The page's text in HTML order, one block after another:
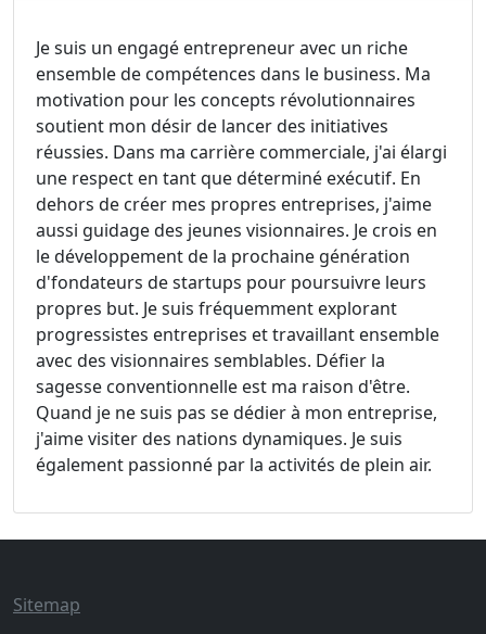
Je suis un engagé entrepreneur avec un riche
ensemble de compétences dans le business. Ma
motivation pour les concepts révolutionnaires
soutient mon désir de lancer des initiatives
réussies. Dans ma carrière commerciale, j'ai élargi
une respect en tant que déterminé exécutif. En
dehors de créer mes propres entreprises, j'aime
aussi guidage des jeunes visionnaires. Je crois en
le développement de la prochaine génération
d'fondateurs de startups pour poursuivre leurs
propres but. Je suis fréquemment explorant
progressistes entreprises et travaillant ensemble
avec des visionnaires semblables. Défier la
sagesse conventionnelle est ma raison d'être.
Quand je ne suis pas se dédier à mon entreprise,
j'aime visiter des nations dynamiques. Je suis
également passionné par la activités de plein air.
Sitemap